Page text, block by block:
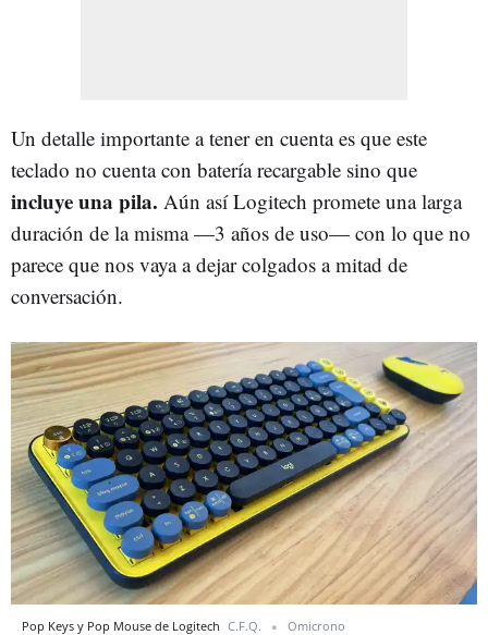
Un detalle importante a tener en cuenta es que este
teclado no cuenta con batería recargable sino que
incluye una pila. Aún así Logitech promete una larga
duración de la misma —3 años de uso— con lo que no
parece que nos vaya a dejar colgados a mitad de
conversación.
Pop Keys y Pop Mouse de Logitech C.F.Q. Omicrono